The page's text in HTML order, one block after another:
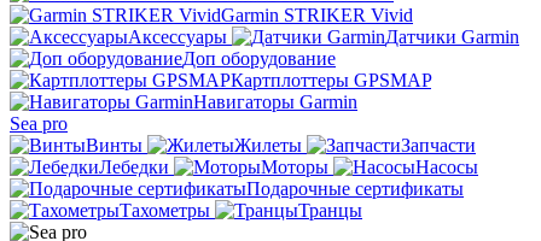
Garmin STRIKER Vivid
Аксессуары
Датчики Garmin
Доп оборудование
Картплоттеры GPSMAP
Навигаторы Garmin
Sea pro
Винты
Жилеты
Запчасти
Лебедки
Моторы
Насосы
Подарочные сертификаты
Тахометры
Транцы